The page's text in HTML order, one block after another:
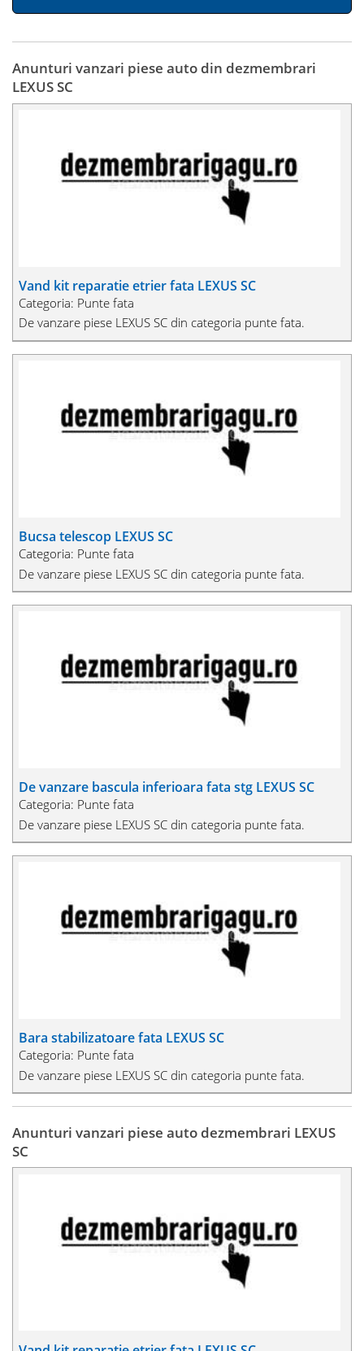
Anunturi vanzari piese auto din dezmembrari
LEXUS SC
Vand kit reparatie etrier fata LEXUS SC
Categoria: Punte fata
De vanzare piese LEXUS SC din categoria punte fata.
Bucsa telescop LEXUS SC
Categoria: Punte fata
De vanzare piese LEXUS SC din categoria punte fata.
De vanzare bascula inferioara fata stg LEXUS SC
Categoria: Punte fata
De vanzare piese LEXUS SC din categoria punte fata.
Bara stabilizatoare fata LEXUS SC
Categoria: Punte fata
De vanzare piese LEXUS SC din categoria punte fata.
Anunturi vanzari piese auto dezmembrari LEXUS
SC